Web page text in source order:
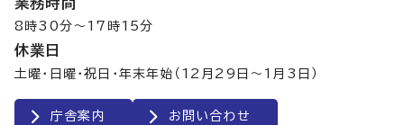
8時30分～17時15分
休業日
土曜・日曜・祝日・年末年始（12月29日～1月3日）
庁舎案内 お問い合わせ